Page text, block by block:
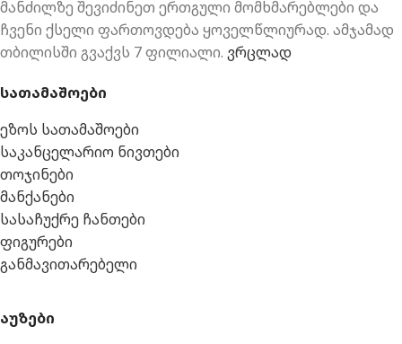
მანძილზე შევიძინეთ ერთგული მომხმარებლები და
ჩვენი ქსელი ფართოვდება ყოველწლიურად. ამჯამად
თბილისში გვაქვს 7 ფილიალი. ვრცლად
სათამაშოები
ეზოს სათამაშოები
საკანცელარიო ნივთები
თოჯინები
მანქანები
სასაჩუქრე ჩანთები
ფიგურები
განმავითარებელი
აუზები